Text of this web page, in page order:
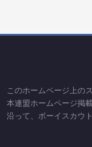
このホームページ上の
本連盟ホームページ掲
沿って、ボーイスカウ